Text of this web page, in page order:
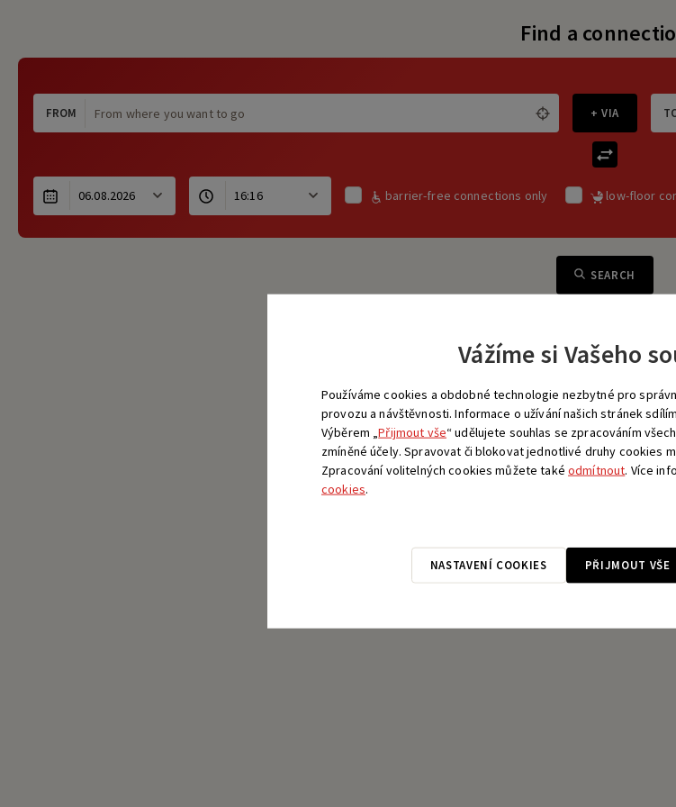
Find a
FROM + VIA
barrier-free connections only low-floor
SEARCH
Vážíme si Vašeho
Používáme cookies a obdobné technologie nezbytné pro
provozu a návštěvnosti. Informace o užívání našich stránek
Výběrem „Přijmout vše“ udělujete souhlas se zpracováním
zmíněné účely. Spravovat či blokovat jednotlivé druhy cookies
Zpracování volitelných cookies můžete takéodmítnout. Více
cookies.
NASTAVENÍ COOKIES PŘIJMOUT VŠE